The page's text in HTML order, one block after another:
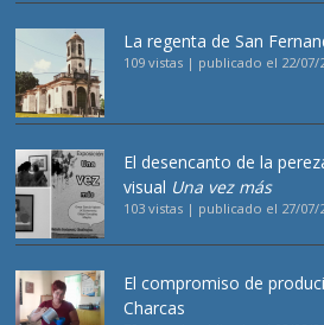
La regenta de San
109 vistas | publicado el 22/07/
El desencanto de la
visual Una vez más
103 vistas | publicado el 27/07/
El compromiso de
Charcas